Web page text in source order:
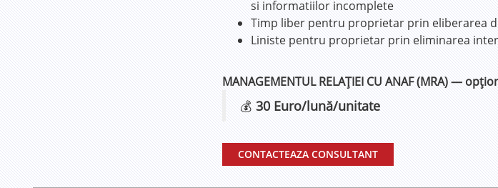
si informatiilor incomplete
Timp liber pentru proprietar prin eliberarea
Liniste pentru proprietar prin eliminarea
MANAGEMENTUL RELAȚIEI CU ANAF (MRA) —
💰30 Euro/lună/unitate
CONTACTEAZA CONSULTANT